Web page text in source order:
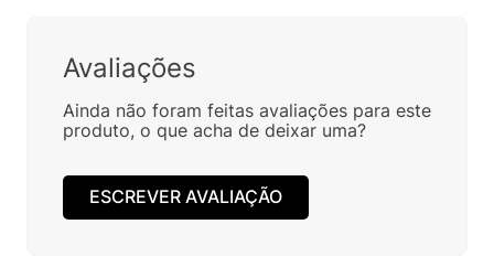
Avaliações
Ainda não foram feitas avaliações para este
produto, o que acha de deixar uma?
ESCREVER AVALIAÇÃO